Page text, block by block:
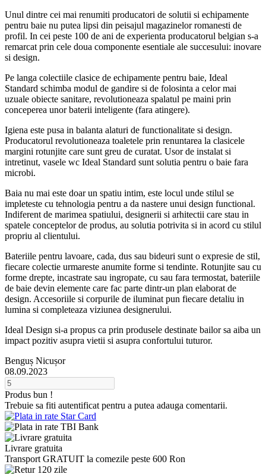
Unul dintre cei mai renumiti producatori de solutii si echipamente
pentru baie nu putea lipsi din peisajul magazinelor romanesti de
profil. In cei peste 100 de ani de experienta producatorul belgian s-a
remarcat prin cele doua componente esentiale ale succesului: inovare
si design.
Pe langa colectiile clasice de echipamente pentru baie, Ideal
Standard schimba modul de gandire si de folosinta a celor mai
uzuale obiecte sanitare, revolutioneaza spalatul pe maini prin
conceperea unor baterii inteligente (fara atingere).
Igiena este pusa in balanta alaturi de functionalitate si design.
Producatorul revolutioneaza toaletele prin renuntarea la clasicele
margini rotunjite care sunt greu de curatat. Usor de instalat si
intretinut, vasele wc Ideal Standard sunt solutia pentru o baie fara
microbi.
Baia nu mai este doar un spatiu intim, este locul unde stilul se
impleteste cu tehnologia pentru a da nastere unui design functional.
Indiferent de marimea spatiului, designerii si arhitectii care stau in
spatele conceptelor de produs, au solutia potrivita si in acord cu stilul
propriu al clientului.
Bateriile pentru lavoare, cada, dus sau bideuri sunt o expresie de stil,
fiecare colectie urmareste anumite forme si tendinte. Rotunjite sau cu
forme drepte, incastrate sau ingropate, cu sau fara termostat, bateriile
de baie devin elemente care fac parte dintr-un plan elaborat de
design. Accesoriile si corpurile de iluminat pun fiecare detaliu in
lumina si completeaza viziunea designerului.
Ideal Design si-a propus ca prin produsele destinate bailor sa aiba un
impact pozitiv asupra vietii si asupra confortului tuturor.
Benguș Nicușor
08.09.2023
Produs bun !
Trebuie sa fiti autentificat pentru a putea adauga comentarii.
Livrare gratuita
Transport GRATUIT la comezile peste 600 Ron